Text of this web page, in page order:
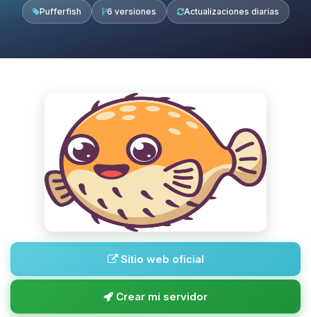
Pufferfish 6 versiones Actualizaciones diarias
Sitio web oficial
Crear mi servidor